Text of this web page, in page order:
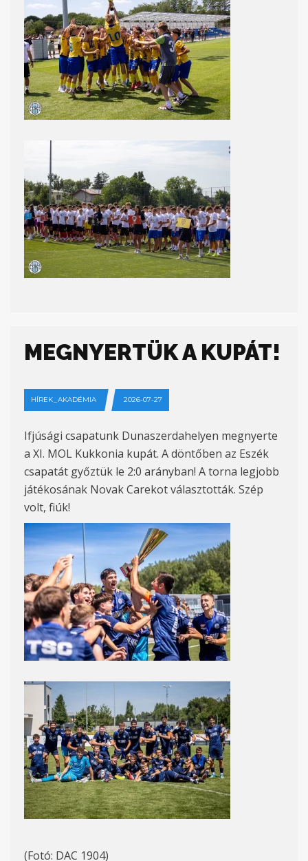
MEGNYERTÜK A KUPÁT!
HÍREK_AKADÉMIA 2026-07-27
Ifjúsági csapatunk Dunaszerdahelyen megnyerte
a XI. MOL Kukkonia kupát. A döntőben az Eszék
csapatát győztük le 2:0 arányban! A torna legjobb
játékosának Novak Carekot választották. Szép
volt, fiúk!
(Fotó: DAC 1904)